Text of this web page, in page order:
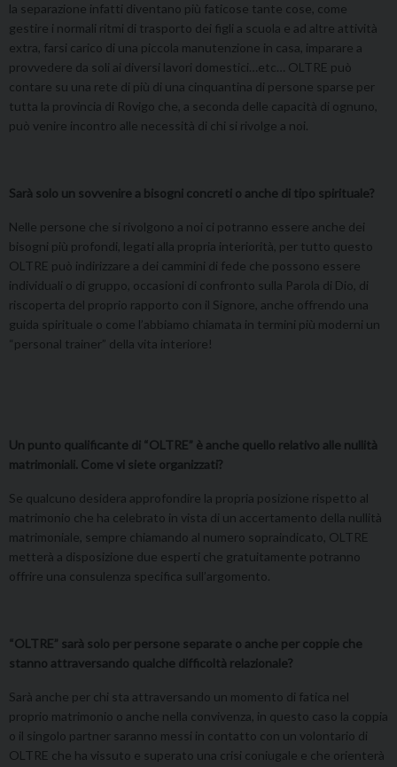
la separazione infatti diventano più faticose tante cose, come
gestire i normali ritmi di trasporto dei figli a scuola e ad altre attività
extra, farsi carico di una piccola manutenzione in casa, imparare a
provvedere da soli ai diversi lavori domestici…etc… OLTRE può
contare su una rete di più di una cinquantina di persone sparse per
tutta la provincia di Rovigo che, a seconda delle capacità di ognuno,
può venire incontro alle necessità di chi si rivolge a noi.
Sarà solo un sovvenire a bisogni concreti o anche di tipo spirituale?
Nelle persone che si rivolgono a noi ci potranno essere anche dei
bisogni più profondi, legati alla propria interiorità, per tutto questo
OLTRE può indirizzare a dei cammini di fede che possono essere
individuali o di gruppo, occasioni di confronto sulla Parola di Dio, di
riscoperta del proprio rapporto con il Signore, anche offrendo una
guida spirituale o come l’abbiamo chiamata in termini più moderni un
“personal trainer” della vita interiore!
Un punto qualificante di “OLTRE” è anche quello relativo alle nullità
matrimoniali. Come vi siete organizzati?
Se qualcuno desidera approfondire la propria posizione rispetto al
matrimonio che ha celebrato in vista di un accertamento della nullità
matrimoniale, sempre chiamando al numero sopraindicato, OLTRE
metterà a disposizione due esperti che gratuitamente potranno
offrire una consulenza specifica sull’argomento.
“OLTRE” sarà solo per persone separate o anche per coppie che
stanno attraversando qualche difficoltà relazionale?
Sarà anche per chi sta attraversando un momento di fatica nel
proprio matrimonio o anche nella convivenza, in questo caso la coppia
o il singolo partner saranno messi in contatto con un volontario di
OLTRE che ha vissuto e superato una crisi coniugale e che orienterà